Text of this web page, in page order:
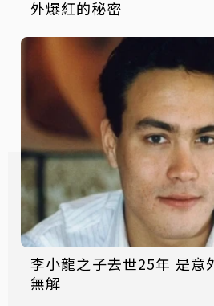
外爆紅的秘密
李小龍之子去世25年 是意
無解